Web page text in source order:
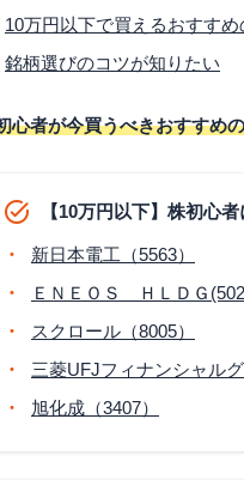
10万円以下で買えるおすすめ
銘柄選びのコツが知りたい
心者が今買うべきおすすめ
【10万円以下】株初心
新日本電工（5563）
ＥＮＥＯＳ ＨＬＤＧ
スクロール（8005）
三菱UFJフィナンシャルグ
旭化成（3407）